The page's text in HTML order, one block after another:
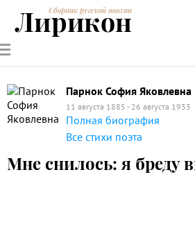
РУССКИЕ
ПОЭТЫ
СОВРЕМЕННИКИЭНЦИКЛОПЕДИЯ
ПОЭЗИИ
Сборник русской поэзии
Лирикон
Парнок София Яковлевна
11 августа 1885 - 26 августа 1933
Полная биография
Все стихи поэта
Мне снилось: я бреду